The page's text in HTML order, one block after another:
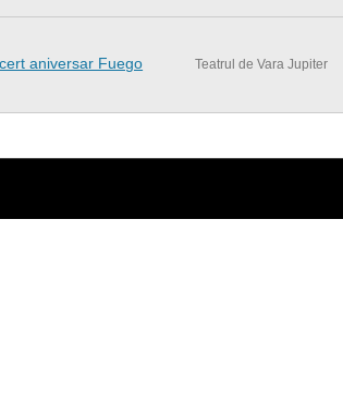
aniversar Fuego Teatrul de Vara Jupiter